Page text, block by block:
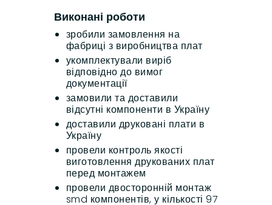
Виконані роботи
зробили замовлення на
фабриці з виробництва плат
укомплектували виріб
відповідно до вимог
документації
замовили та доставили
відсутні компоненти в Україну
доставили друковані плати в
Україну
провели контроль якості
виготовлення друкованих плат
перед монтажем
провели двосторонній монтаж
smd компонентів, у кількості 97